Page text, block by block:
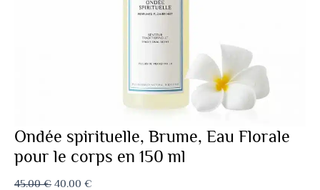
Ondée spirituelle, Brume, Eau Florale
pour le corps en 150 ml
45.00€ 40.00 €